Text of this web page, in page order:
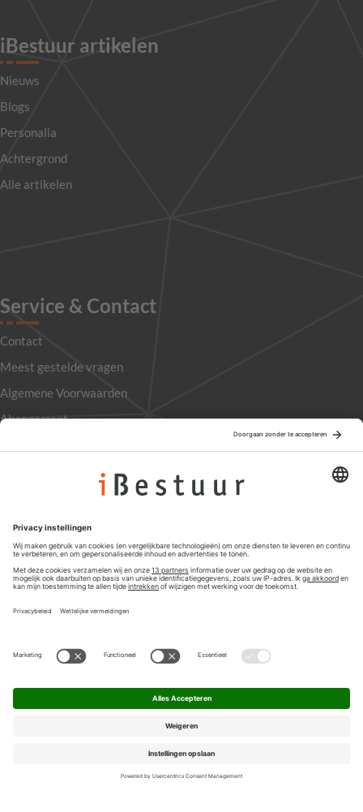
iBestuur artikelen
Nieuws
Blogs
Personalia
Achtergrond
Alle artikelen
Service & Contact
Contact
Meest gestelde vragen
Algemene Voorwaarden
Abonnement
Privacyinstellingen